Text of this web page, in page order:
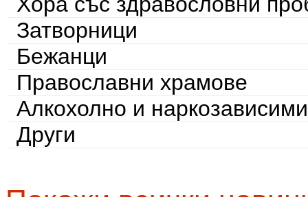
Затворници
Бежанци
Православни храмове
Алкохолно и наркозависими
Други